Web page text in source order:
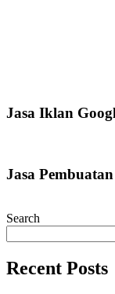
Jasa Iklan
Jasa
Search
Recent Posts